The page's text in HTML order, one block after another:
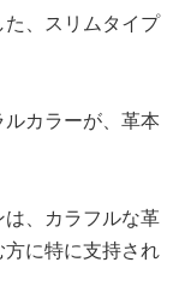
、スリムタイプ
カラーが、革本
、カラフルな革
に特に支持され